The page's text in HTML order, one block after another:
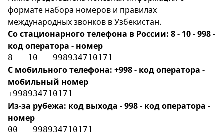
формате набора номеров и правилах
международных звонков в Узбекистан.
Со стационарного телефона в России: 8 - 10 - 998 -
код оператора - номер
8 - 10 - 998934710171
С мобильного телефона: +998 - код оператора -
мобильный номер
+998934710171
Из-за рубежа: код выхода - 998 - код оператора -
номер
00 - 998934710171